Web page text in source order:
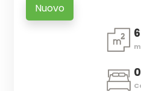
Nuovo
0
Tipologia